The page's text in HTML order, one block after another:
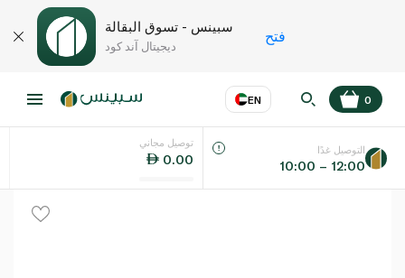
سبينس - تسوق البقالة
ديجيتال آند كود
فتح
EN
اللغة عر
0
توصيل مجاني
0.00
التوصيل غدًا
10:00 – 12:00